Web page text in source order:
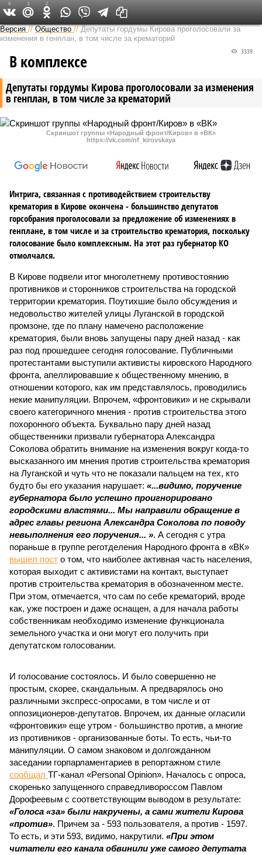
Версия в Кирове
Версия //Общество //Депутаты гордумы Кирова проголосовали за
изменения в генплан, в том числе за крематорий
Депутаты гордумы Кирова проголосовали за изменения
в генплан, в том числе за крематорий
3339
В комплексе
Скриншот группы «Народный фронт/Киров» в «ВК»
https://vk.com/nf_kirovskaya
Интрига, связанная с противодействием строительству
крематория в Кирове окончена - большинство депутатов
горсобрания проголосовали за предложение об изменениях в
генплане, в том числе и за строительство крематория, поскольку
голосование было комплексным. На этот раз губернатор КО
отмолчался.
В Кирове подвели итог многолетнему противостоянию
противников и сторонников строительства на городской
территории крематория. Поутихшие было обсуждения и
недовольство жителей улицы Луганской в городской
промзоне, где по плану намечено расположение
крематория, были вновь запущены пару дней назад - как
раз под прошедшее сегодня голосование. Публичными
протестантами выступили активисты кировского Народного
фронта, апеллировавшие к общественному мнению, в
отношении которого, как им представлялось, проводились
некие манипуляции. Впрочем, «фронтовики» и не скрывали
своего категоричного мнения - против строительства этого
похоронного объекта. Буквально пару дней назад
общественники призвали губернатора Александра
Соколова обратить внимание на изменения вокруг когда-то
высказанного им мнения против строительства крематория
на Луганской и чуть что не показали пальцем на тех, кто
будто бы его указания нарушает: «...видимо, поручение
губернатора было успешно проигнорировано
городскими властями... Мы направили обращение в
адрес главы региона Александра Соколова по поводу
невыполнения его поручения... ». А сегодня с утра
пораньше в группе реготделения Народного фронта в «ВК»
вышел пост о том, что наиболее активная часть населения,
которая выходит с активистами на контакт, выступает
против строительства крематория в обозначенном месте.
При этом, отмечается, что сам по себе крематорий, вроде
как, уже построен и даже оснащен, а для начала работы
собственникам необходимо изменение функционала
земельного участка и они могут его получить при
депутатском голосовании.
И голосование состоялось. И было совершенно не
простым, скорее, скандальным. А предварялось оно
различными экспресс-опросами, в том числе и от
оппозиционеров-депутатов. Впрочем, их данные огласили
«фронтовики» еще утром - большинство против, а многие
из противников - организованные боты. То есть, чьи-то
манипуляции. О самом знаковом и долгожданном
заседании горпарламентариев в репортажном стиле
сообщал ТГ-канал «Personal Opinion». Началось с опроса,
скоренько запущенного справедливороссом Павлом
Дорофеевым с соответствующим выводом в результате:
«Голоса «за» были накручены, а сами жители Кирова
«против». Причем за - 593 пользователя, а против - 1597.
То есть, и эти 593, видимо, накрутили. «При этом
читатели его канала обвинили уже самого депутата
8 3 2